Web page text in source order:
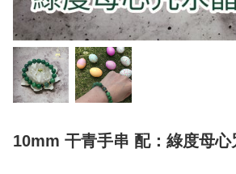
10mm 干青手串 配：綠度母心